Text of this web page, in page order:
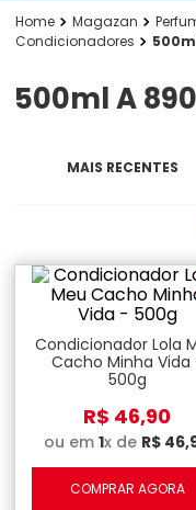
Magazan
Condicionadores
500ml A
MAIS RECENTES
Condicionador Lola
Cacho Minha Vida
500g
R$ 46,90
ou em 1x de R$ 46,
COMPRAR AGORA